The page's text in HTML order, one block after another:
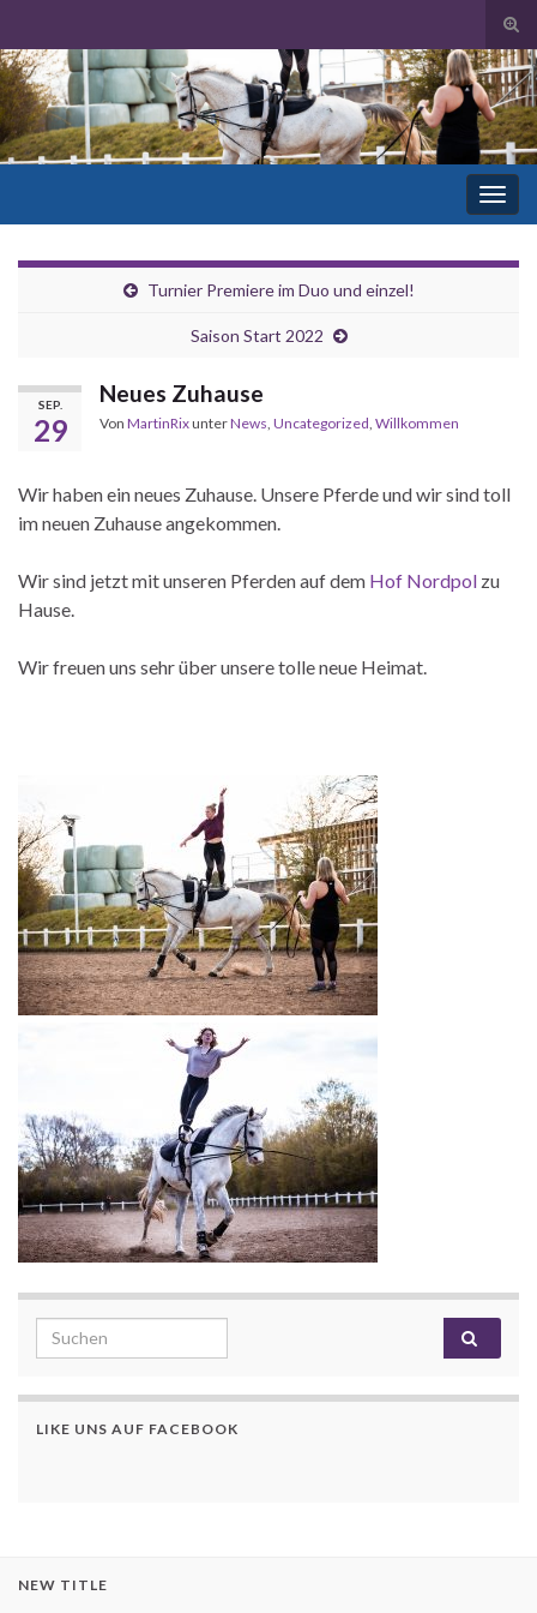
Search for:
Turnier Premiere im Duo und einzel!
Saison Start 2022
SEP.
29
Neues Zuhause
Von MartinRixunterNews Uncategorized Willkommen
Wir haben ein neues Zuhause. Unsere Pferde und wir sind toll
im neuen Zuhause angekommen.
Wir sind jetzt mit unseren Pferden auf dem Hof Nordpol zu
Hause.
Wir freuen uns sehr über unsere tolle neue Heimat.
Search for:
LIKE UNS AUF FACEBOOK
NEW TITLE